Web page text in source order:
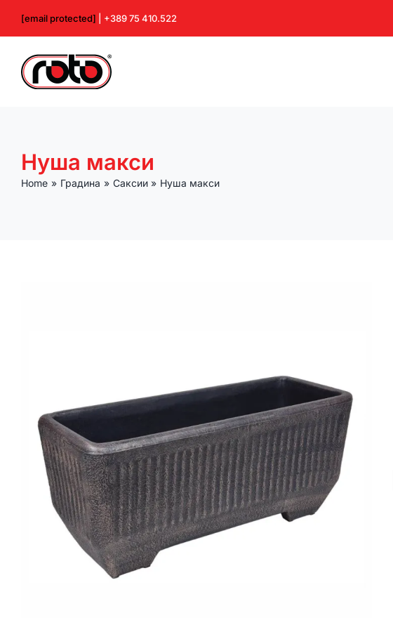
[email protected] | +389 75 410.522
Нуша макси
Home Градина Саксии Нуша макси